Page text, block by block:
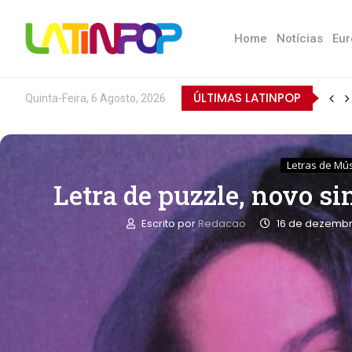
Home Notícias
Quinta-Feira, 6 Agosto, 2026 ÚLTIMAS LATINPOP
Letras de
Letra de puzzle, novo
Escrito porRedacao 16 de